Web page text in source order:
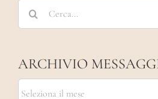
Cerca
per:
ARCHIVIO
ARCHIVIO